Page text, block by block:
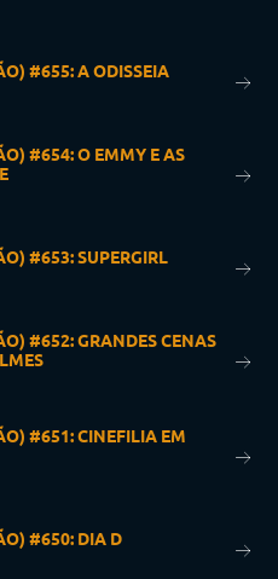
#655: A ODISSEIA
#654: O EMMY E AS
#653: SUPERGIRL
#652: GRANDES CENAS
#651: CINEFILIA EM
#650: DIA D